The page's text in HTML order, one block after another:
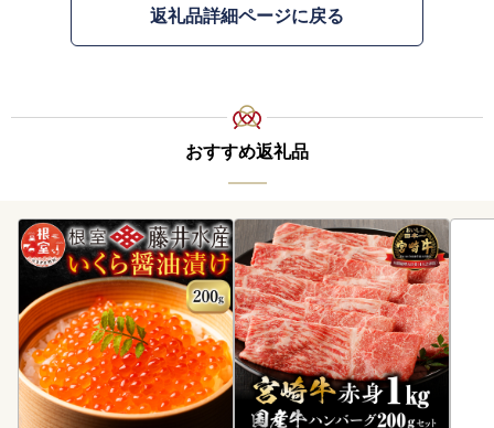
返礼品詳細ページに戻る
おすすめ返礼品